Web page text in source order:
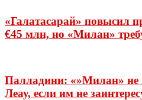
«Галатасарай» повысил
€45 млн, но «Милан»
Палладини: «»Милан» не
Леау, если им не